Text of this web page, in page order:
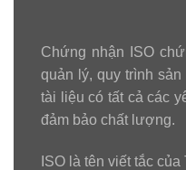
Chứng nhận ISO
quản lý, quy trình
tài liệu có tất cả các
đảm bảo chất lượng.
ISO là tên viết tắc